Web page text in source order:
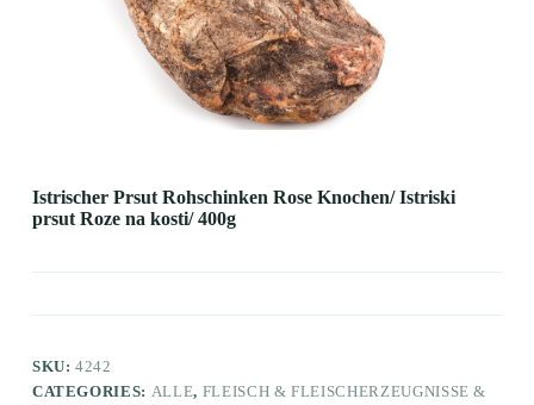
Istrischer Prsut Rohschinken Rose Knochen/ Istriski
prsut Roze na kosti/ 400g
SKU:4242
CATEGORIES: ALLE, FLEISCH & FLEISCHERZEUGNISSE &